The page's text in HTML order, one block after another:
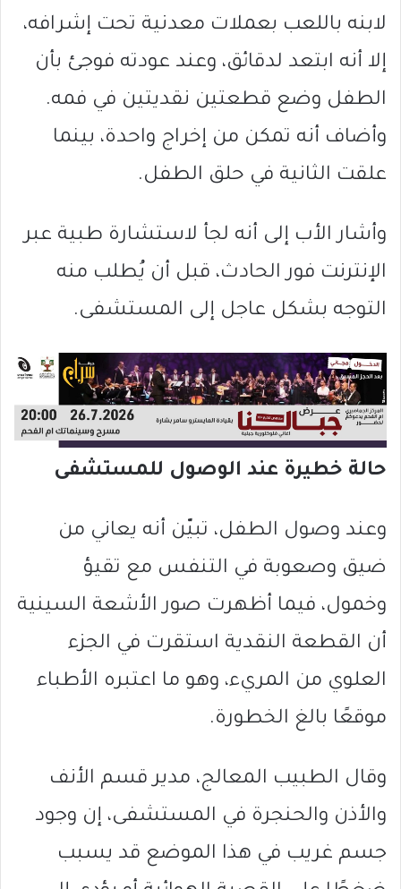
لابنه باللعب بعملات معدنية تحت إشرافه،
إلا أنه ابتعد لدقائق، وعند عودته فوجئ بأن
الطفل وضع قطعتين نقديتين في فمه.
وأضاف أنه تمكن من إخراج واحدة، بينما
علقت الثانية في حلق الطفل.
وأشار الأب إلى أنه لجأ لاستشارة طبية عبر
الإنترنت فور الحادث، قبل أن يُطلب منه
التوجه بشكل عاجل إلى المستشفى.
حالة خطيرة عند الوصول للمستشفى
وعند وصول الطفل، تبيّن أنه يعاني من
ضيق وصعوبة في التنفس مع تقيؤ
وخمول، فيما أظهرت صور الأشعة السينية
أن القطعة النقدية استقرت في الجزء
العلوي من المريء، وهو ما اعتبره الأطباء
موقعًا بالغ الخطورة.
وقال الطبيب المعالج، مدير قسم الأنف
والأذن والحنجرة في المستشفى، إن وجود
جسم غريب في هذا الموضع قد يسبب